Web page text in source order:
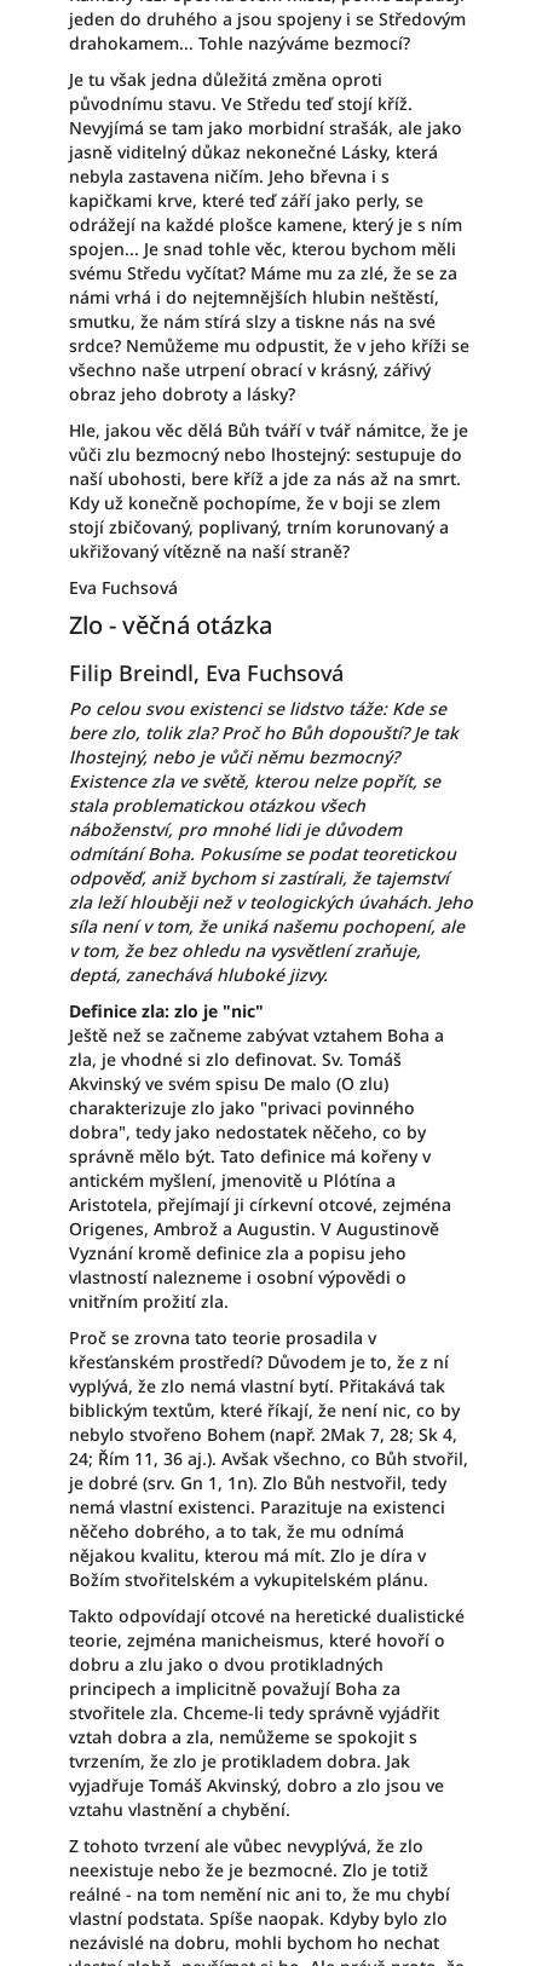
jeden do druhého a jsou spojeny i se Středovým
drahokamem... Tohle nazýváme bezmocí?
Je tu však jedna důležitá změna oproti
původnímu stavu. Ve Středu teď stojí kříž.
Nevyjímá se tam jako morbidní strašák, ale jako
jasně viditelný důkaz nekonečné Lásky, která
nebyla zastavena ničím. Jeho břevna i s
kapičkami krve, které teď září jako perly, se
odrážejí na každé plošce kamene, který je s ním
spojen... Je snad tohle věc, kterou bychom měli
svému Středu vyčítat? Máme mu za zlé, že se za
námi vrhá i do nejtemnějších hlubin neštěstí,
smutku, že nám stírá slzy a tiskne nás na své
srdce? Nemůžeme mu odpustit, že v jeho kříži se
všechno naše utrpení obrací v krásný, zářivý
obraz jeho dobroty a lásky?
Hle, jakou věc dělá Bůh tváří v tvář námitce, že je
vůči zlu bezmocný nebo lhostejný: sestupuje do
naší ubohosti, bere kříž a jde za nás až na smrt.
Kdy už konečně pochopíme, že v boji se zlem
stojí zbičovaný, poplivaný, trním korunovaný a
ukřižovaný vítězně na naší straně?
Eva Fuchsová
Zlo - věčná otázka
Filip Breindl, Eva Fuchsová
Po celou svou existenci se lidstvo táže: Kde se
bere zlo, tolik zla? Proč ho Bůh dopouští? Je tak
lhostejný, nebo je vůči němu bezmocný?
Existence zla ve světě, kterou nelze popřít, se
stala problematickou otázkou všech
náboženství, pro mnohé lidi je důvodem
odmítání Boha. Pokusíme se podat teoretickou
odpověď, aniž bychom si zastírali, že tajemství
zla leží hlouběji než v teologických úvahách. Jeho
síla není v tom, že uniká našemu pochopení, ale
v tom, že bez ohledu na vysvětlení zraňuje,
deptá, zanechává hluboké jizvy.
Definice zla: zlo je "nic"
Ještě než se začneme zabývat vztahem Boha a
zla, je vhodné si zlo definovat. Sv. Tomáš
Akvinský ve svém spisu De malo (O zlu)
charakterizuje zlo jako "privaci povinného
dobra", tedy jako nedostatek něčeho, co by
správně mělo být. Tato definice má kořeny v
antickém myšlení, jmenovitě u Plótína a
Aristotela, přejímají ji církevní otcové, zejména
Origenes, Ambrož a Augustin. V Augustinově
Vyznání kromě definice zla a popisu jeho
vlastností nalezneme i osobní výpovědi o
vnitřním prožití zla.
Proč se zrovna tato teorie prosadila v
křesťanském prostředí? Důvodem je to, že z ní
vyplývá, že zlo nemá vlastní bytí. Přitakává tak
biblickým textům, které říkají, že není nic, co by
nebylo stvořeno Bohem (např. 2Mak 7, 28; Sk 4,
24; Řím 11, 36 aj.). Avšak všechno, co Bůh stvořil,
je dobré (srv. Gn 1, 1n). Zlo Bůh nestvořil, tedy
nemá vlastní existenci. Parazituje na existenci
něčeho dobrého, a to tak, že mu odnímá
nějakou kvalitu, kterou má mít. Zlo je díra v
Božím stvořitelském a vykupitelském plánu.
Takto odpovídají otcové na heretické dualistické
teorie, zejména manicheismus, které hovoří o
dobru a zlu jako o dvou protikladných
principech a implicitně považují Boha za
stvořitele zla. Chceme-li tedy správně vyjádřit
vztah dobra a zla, nemůžeme se spokojit s
tvrzením, že zlo je protikladem dobra. Jak
vyjadřuje Tomáš Akvinský, dobro a zlo jsou ve
vztahu vlastnění a chybění.
Z tohoto tvrzení ale vůbec nevyplývá, že zlo
neexistuje nebo že je bezmocné. Zlo je totiž
reálné - na tom nemění nic ani to, že mu chybí
vlastní podstata. Spíše naopak. Kdyby bylo zlo
nezávislé na dobru, mohli bychom ho nechat